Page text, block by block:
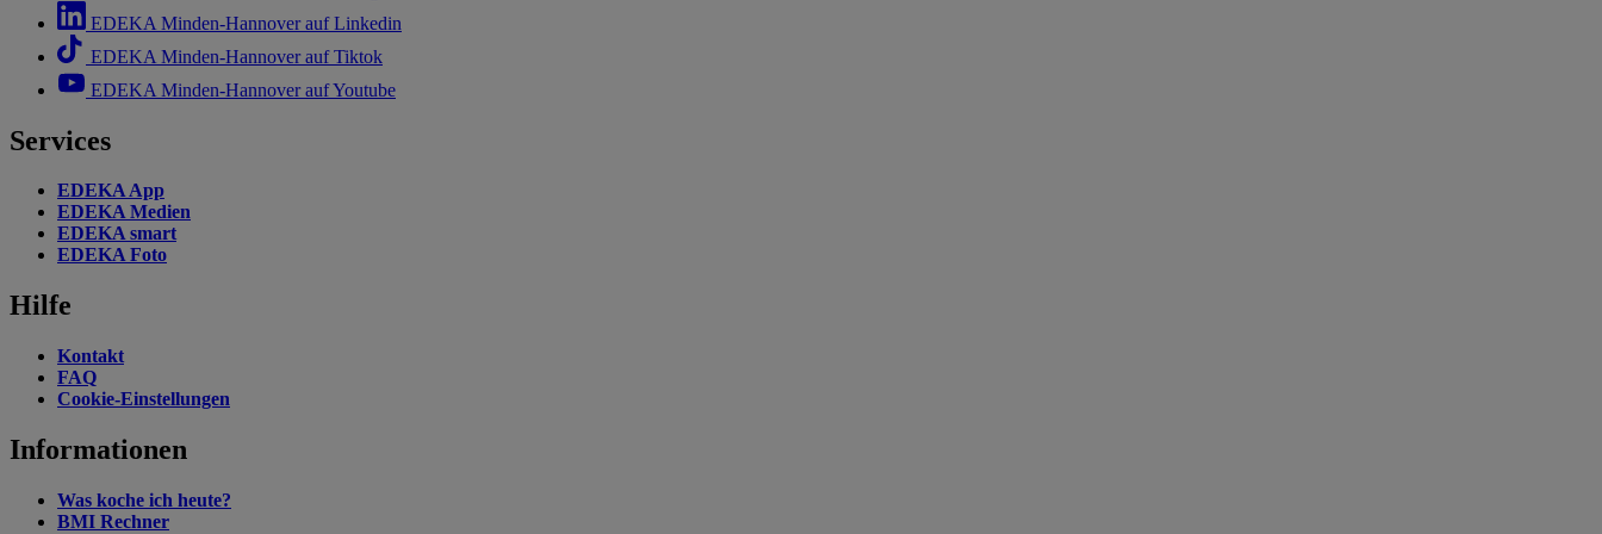
EDEKA Minden-Hannover auf Linkedin
EDEKA Minden-Hannover auf Tiktok
EDEKA Minden-Hannover auf Youtube
Services
EDEKA App
EDEKA Medien
EDEKA smart
EDEKA Foto
Hilfe
Kontakt
FAQ
Cookie-Einstellungen
Informationen
Was koche ich heute?
BMI Rechner